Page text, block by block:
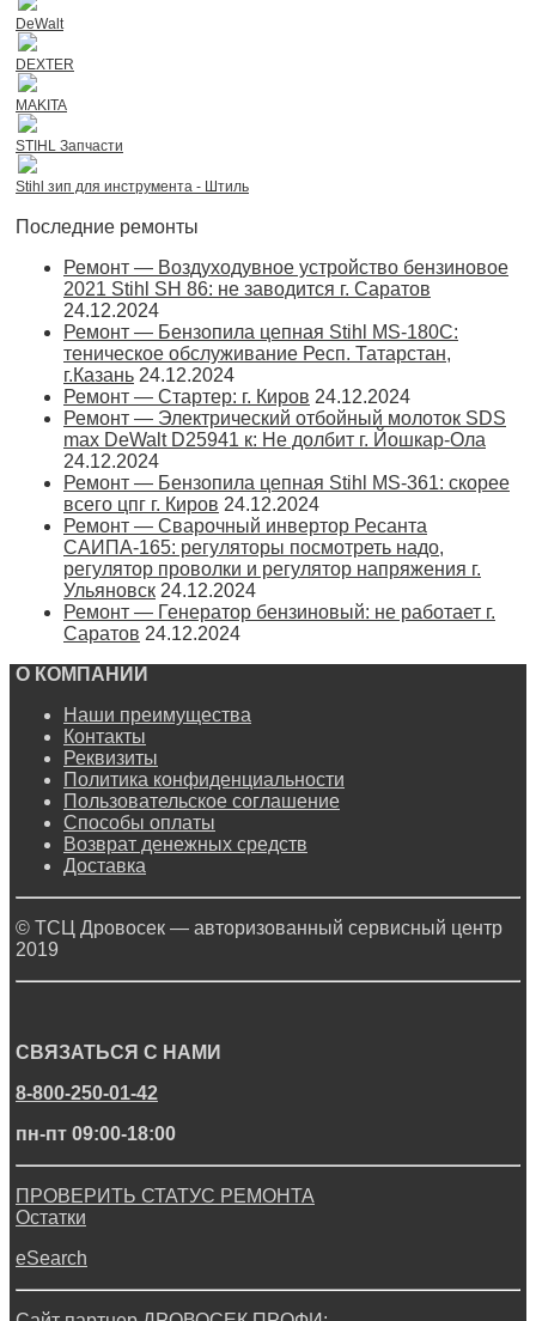
DeWalt
DEXTER
MAKITA
STIHL Запчасти
Stihl зип для инструмента - Штиль
Последние ремонты
Ремонт — Воздуходувное устройство бензиновое
2021 Stihl SH 86: не заводится г. Саратов
24.12.2024
Ремонт — Бензопила цепная Stihl MS-180С:
теническое обслуживание Респ. Татарстан,
г.Казань 24.12.2024
Ремонт — Стартер: г. Киров 24.12.2024
Ремонт — Электрический отбойный молоток SDS
max DeWalt D25941 к: Не долбит г. Йошкар-Ола
24.12.2024
Ремонт — Бензопила цепная Stihl MS-361: скорее
всего цпг г. Киров 24.12.2024
Ремонт — Сварочный инвертор Ресанта
САИПА-165: регуляторы посмотреть надо,
регулятор проволки и регулятор напряжения г.
Ульяновск 24.12.2024
Ремонт — Генератор бензиновый: не работает г.
Саратов 24.12.2024
О КОМПАНИИ
Наши преимущества
Контакты
Реквизиты
Политика конфиденциальности
Пользовательское соглашение
Способы оплаты
Возврат денежных средств
Доставка
© ТСЦ Дровосек — авторизованный сервисный центр
2019
СВЯЗАТЬСЯ С НАМИ
8-800-250-01-42
пн-пт 09:00-18:00
ПРОВЕРИТЬ СТАТУС РЕМОНТА
Остатки
eSearch